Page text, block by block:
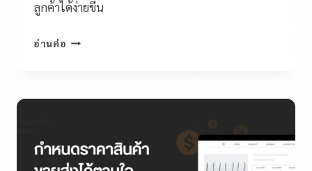
ลูกค้าได้ง่ายขึ้น
อ่านต่อ